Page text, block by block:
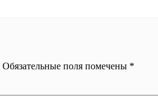
Обязательные поля помечены *